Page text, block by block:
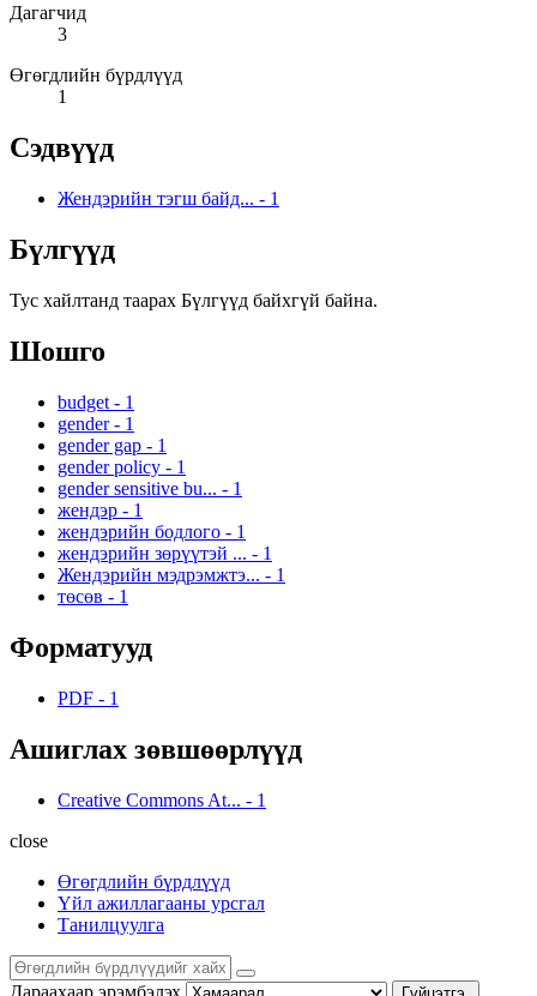
Дагагчид
3
Өгөгдлийн бүрдлүүд
1
Сэдвүүд
Жендэрийн тэгш байд... - 1
Бүлгүүд
Тус хайлтанд таарах Бүлгүүд байхгүй байна.
Шошго
budget - 1
gender - 1
gender gap - 1
gender policy - 1
gender sensitive bu... - 1
жендэр - 1
жендэрийн бодлого - 1
жендэрийн зөрүүтэй ... - 1
Жендэрийн мэдрэмжтэ... - 1
төсөв - 1
Форматууд
PDF - 1
Ашиглах зөвшөөрлүүд
Creative Commons At... - 1
close
Өгөгдлийн бүрдлүүд
Үйл ажиллагааны урсгал
Танилцуулга
Дараахаар эрэмбэлэх Гүйцэтгэ.